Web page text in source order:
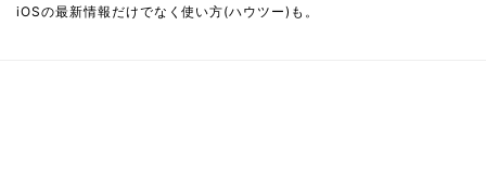
iOSの最新情報だけでなく使い方(ハウツー)も。